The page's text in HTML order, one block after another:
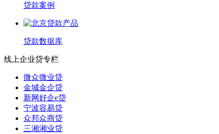
贷款案例
贷款数据库
线上企业贷专栏
微众微业贷
金城金企贷
新网好企e贷
宁波容易贷
众邦众商贷
三湘湘业贷